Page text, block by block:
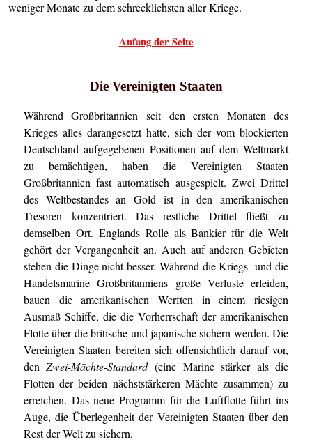
weniger Monate zu dem schrecklichsten aller Kriege.
Anfang der Seite
Die Vereinigten Staaten
Während Großbritannien seit den ersten Monaten des
Krieges alles darangesetzt hatte, sich der vom blockierten
Deutschland aufgegebenen Positionen auf dem Weltmarkt
zu bemächtigen, haben die Vereinigten Staaten
Großbritannien fast automatisch ausgespielt. Zwei Drittel
des Weltbestandes an Gold ist in den amerikanischen
Tresoren konzentriert. Das restliche Drittel fließt zu
demselben Ort. Englands Rolle als Bankier für die Welt
gehört der Vergangenheit an. Auch auf anderen Gebieten
stehen die Dinge nicht besser. Während die Kriegs- und die
Handelsmarine Großbritanniens große Verluste erleiden,
bauen die amerikanischen Werften in einem riesigen
Ausmaß Schiffe, die die Vorherrschaft der amerikanischen
Flotte über die britische und japanische sichern werden. Die
Vereinigten Staaten bereiten sich offensichtlich darauf vor,
denZwei-Mächte-Standard(eine Marine stärker als die
Flotten der beiden nächststärkeren Mächte zusammen) zu
erreichen. Das neue Programm für die Luftflotte führt ins
Auge, die Überlegenheit der Vereinigten Staaten über den
Rest der Welt zu sichern.